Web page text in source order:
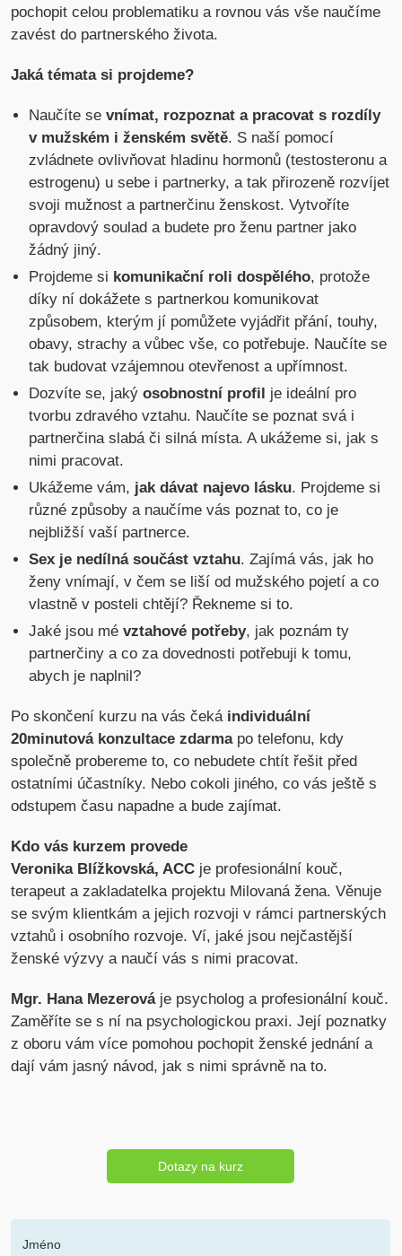
pochopit celou problematiku a rovnou vás vše naučíme
zavést do partnerského života.
Jaká témata si projdeme?
Naučíte sevnímat, rozpoznat a pracovat s rozdíly
v mužském i ženském světě. S naší pomocí
zvládnete ovlivňovat hladinu hormonů (testosteronu a
estrogenu) u sebe i partnerky, a tak přirozeně rozvíjet
svoji mužnost a partnerčinu ženskost. Vytvoříte
opravdový soulad a budete pro ženu partner jako
žádný jiný.
Projdeme si komunikační roli dospělého, protože
díky ní dokážete s partnerkou komunikovat
způsobem, kterým jí pomůžete vyjádřit přání, touhy,
obavy, strachy a vůbec vše, co potřebuje. Naučíte se
tak budovat vzájemnou otevřenost a upřímnost.
Dozvíte se, jakýosobnostní profil
je ideální pro
tvorbu zdravého vztahu. Naučíte se poznat svá i
partnerčina slabá či silná místa. A ukážeme si, jak s
nimi pracovat.
Ukážeme vám, jak dávat najevo lásku. Projdeme si
různé způsoby a naučíme vás poznat to, co je
nejbližší vaší partnerce.
Sex je nedílná součást vztahu. Zajímá vás, jak ho
ženy vnímají, v čem se liší od mužského pojetí a co
vlastně v posteli chtějí? Řekneme si to.
Jaké jsou mévztahové potřeby, jak poznám ty
partnerčiny a co za dovednosti potřebuji k tomu,
abych je naplnil?
Po skončení kurzu na vás čekáindividuální
20minutová konzultace zdarmapo telefonu, kdy
společně probereme to, co nebudete chtít řešit před
ostatními účastníky. Nebo cokoli jiného, co vás ještě s
odstupem času napadne a bude zajímat.
Kdo vás kurzem provede
Veronika Blížkovská, ACC je profesionální kouč,
terapeut a zakladatelka projektu Milovaná žena. Věnuje
se svým klientkám a jejich rozvoji v rámci partnerských
vztahů i osobního rozvoje. Ví, jaké jsou nejčastější
ženské výzvy a naučí vás s nimi pracovat.
Mgr. Hana Mezerováje psycholog a profesionální kouč.
Zaměříte se s ní na psychologickou praxi. Její poznatky
z oboru vám více pomohou pochopit ženské jednání a
dají vám jasný návod, jak s nimi správně na to.
Dotazy na kurz
Jméno